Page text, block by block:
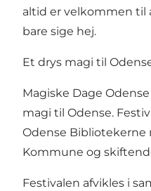
altid er velkommen til
bare sige hej.
Et drys magi til
Magiske Dage
magi til Odense.
Odense Bibliotekerne
Kommune og
Festivalen afvikles i